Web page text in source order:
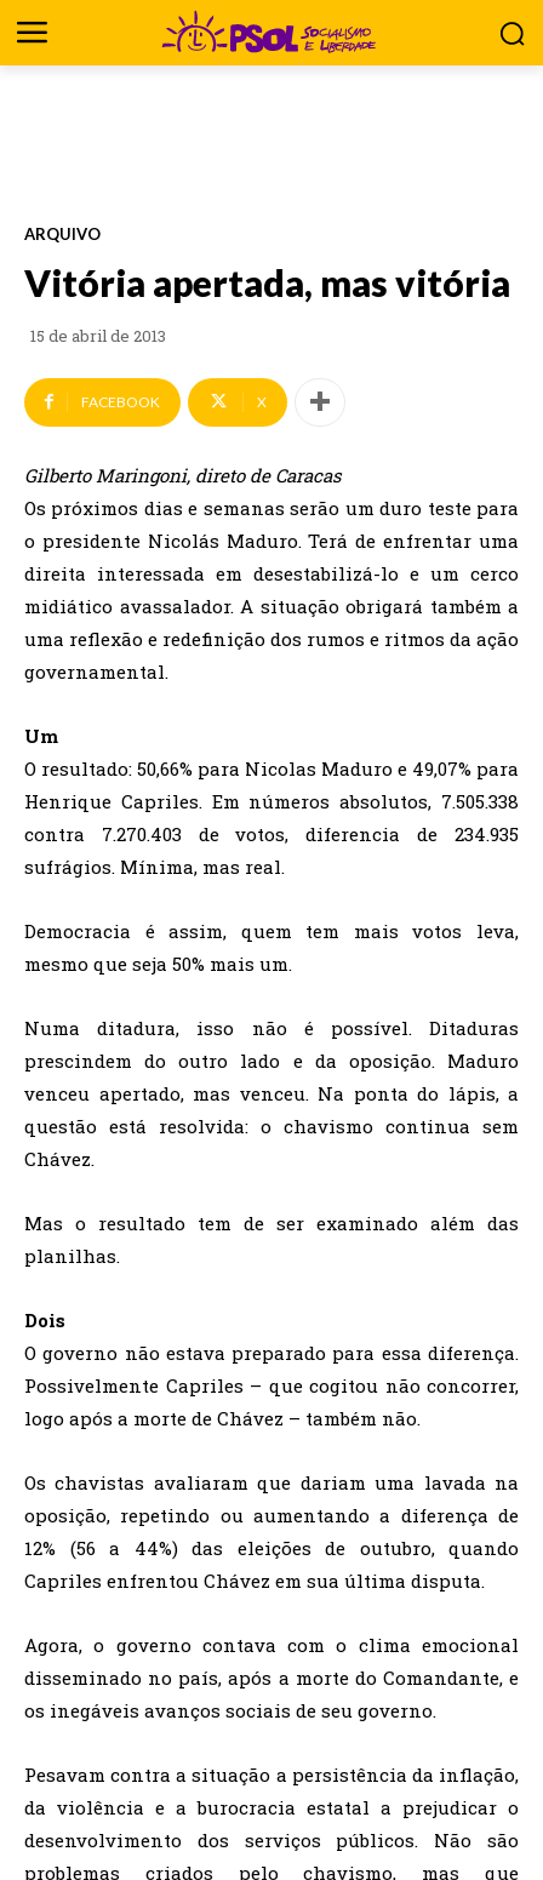
ARQUIVO
Vitória apertada, mas vitória
15 de abril de 2013
FACEBOOK X
Gilberto Maringoni, direto de Caracas
Os próximos dias e semanas serão um duro teste para
o presidente Nicolás Maduro. Terá de enfrentar uma
direita interessada em desestabilizá-lo e um cerco
midiático avassalador. A situação obrigará também a
uma reflexão e redefinição dos rumos e ritmos da ação
governamental.
Um
O resultado: 50,66% para Nicolas Maduro e 49,07% para
Henrique Capriles. Em números absolutos, 7.505.338
contra 7.270.403 de votos, diferencia de 234.935
sufrágios. Mínima, mas real.
Democracia é assim, quem tem mais votos leva,
mesmo que seja 50% mais um.
Numa ditadura, isso não é possível. Ditaduras
prescindem do outro lado e da oposição. Maduro
venceu apertado, mas venceu. Na ponta do lápis, a
questão está resolvida: o chavismo continua sem
Chávez.
Mas o resultado tem de ser examinado além das
planilhas.
Dois
O governo não estava preparado para essa diferença.
Possivelmente Capriles – que cogitou não concorrer,
logo após a morte de Chávez – também não.
Os chavistas avaliaram que dariam uma lavada na
oposição, repetindo ou aumentando a diferença de
12% (56 a 44%) das eleições de outubro, quando
Capriles enfrentou Chávez em sua última disputa.
Agora, o governo contava com o clima emocional
disseminado no país, após a morte do Comandante, e
os inegáveis avanços sociais de seu governo.
Pesavam contra a situação a persistência da inflação,
da violência e a burocracia estatal a prejudicar o
desenvolvimento dos serviços públicos. Não são
problemas criados pelo chavismo, mas que